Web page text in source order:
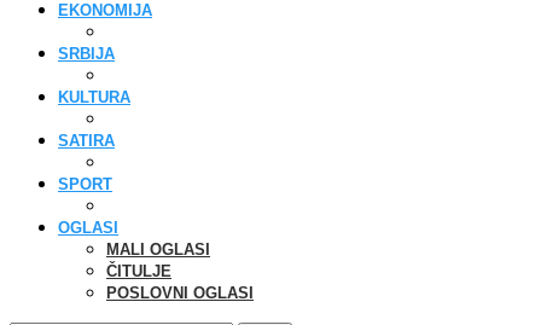
EKONOMIJA
SRBIJA
KULTURA
SATIRA
SPORT
OGLASI
MALI OGLASI
ČITULJE
POSLOVNI OGLASI